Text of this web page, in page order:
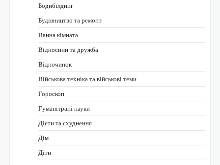
Бодибілдинг
Будівництво та ремонт
Ванна кімната
Відносини та дружба
Відпочинок
Військова техніка та військові теми
Гороскоп
Гуманітрані науки
Дієти та схуднення
Дім
Діти